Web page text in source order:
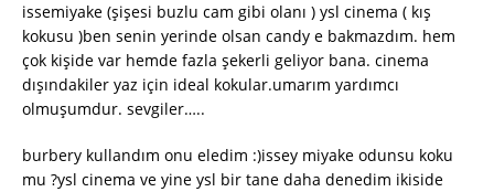
issemiyake (şişesi buzlu cam gibi olanı ) ysl cinema ( kış
kokusu )ben senin yerinde olsan candy e bakmazdım. hem
çok kişide var hemde fazla şekerli geliyor bana. cinema
dışındakiler yaz için ideal kokular.umarım yardımcı
olmuşumdur. sevgiler…..
burbery kullandım onu eledim :)issey miyake odunsu koku
mu ?ysl cinema ve yine ysl bir tane daha denedim ikiside